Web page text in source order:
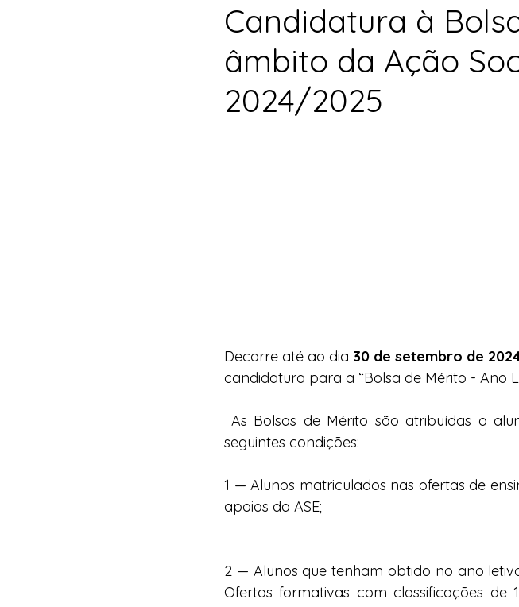
Candidatura à
âmbito da Ação
2024/2025
Decorre até ao dia 30 de setembro de
candidatura para a “Bolsa de Mérito - Ano
As Bolsas de Mérito são atribuídas a
seguintes condições:
1 — Alunos matriculados nas ofertas de
apoios da ASE;
2 — Alunos que tenham obtido no ano
Ofertas formativas com classificações